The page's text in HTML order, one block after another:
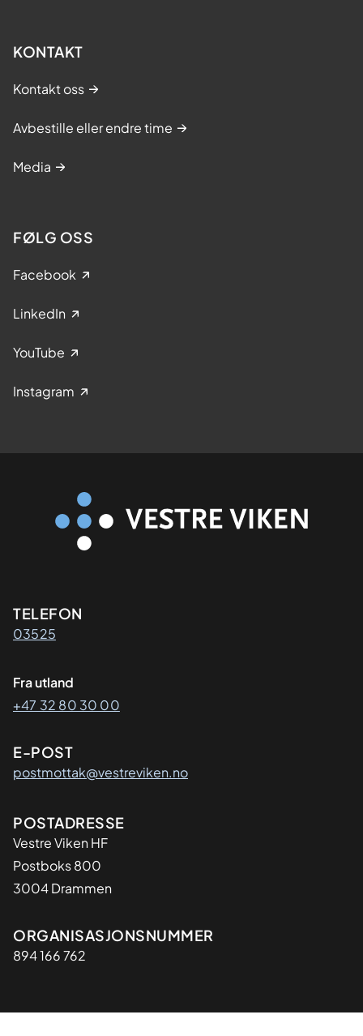
KONTAKT
Kontakt oss
Avbestille eller endre time
Media
FØLG OSS
Facebook
LinkedIn
YouTube
Instagram
Kontaktinformasjon
TELEFON
03525
Fra utland
+47 32 80 30 00
E-POST
postmottak@vestreviken.no
Adresse
POSTADRESSE
Vestre Viken HF
Postboks 800
3004 Drammen
Organisasjon
ORGANISASJONSNUMMER
894 166 762